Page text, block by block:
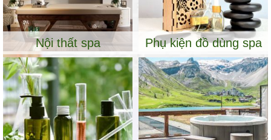
Nội thất spa Phụ kiện đồ dùng spa